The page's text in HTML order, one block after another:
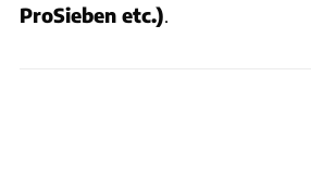
ProSieben etc.)